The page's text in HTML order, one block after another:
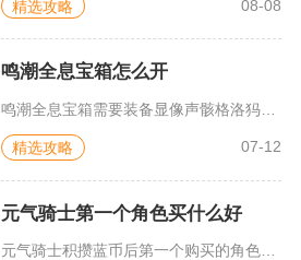
精选攻略 08-08
鸣潮全息宝箱怎么开
鸣潮全息宝箱需要装备显像声骸格洛犸图，抵达宝箱虚影点位召唤声...
精选攻略 07-12
元气骑士第一个角色买什么好
元气骑士积攒蓝币后第一个购买的角色优先选择游侠，预算充足追求...